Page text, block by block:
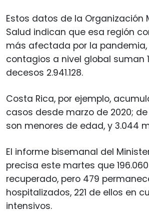
Estos datos de la Organización
Salud indican que esa región
más afectada por la pandemia,
contagios a nivel global suman
decesos 2.941.128.
Costa Rica, por ejemplo,
casos desde marzo de 2020; de
son menores de edad, y 3.044
El informe bisemanal del
precisa este martes que
recuperado, pero 479
hospitalizados, 221 de ellos en
intensivos.